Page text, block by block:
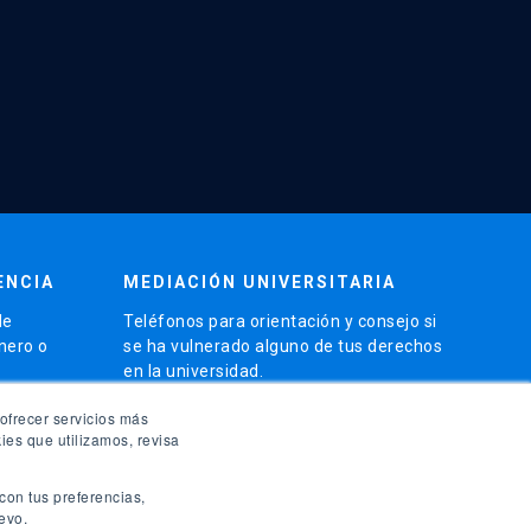
servicios más
que utilizamos, revisa
tus preferencias,
o
MEDIACIÓN UNIVERSITARIA
Teléfonos para orientación y consejo si
se ha vulnerado alguno de tus derechos
en la universidad.
phone